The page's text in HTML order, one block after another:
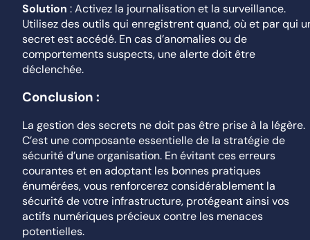
Solution : Activez la journalisation et la surveillance.
Utilisez des outils qui enregistrent quand, où et par qui
secret est accédé. En cas d’anomalies ou de
comportements suspects, une alerte doit être
déclenchée.
Conclusion :
La gestion des secrets ne doit pas être prise à la légère.
C’est une composante essentielle de la stratégie de
sécurité d’une organisation. En évitant ces erreurs
courantes et en adoptant les bonnes pratiques
énumérées, vous renforcerez considérablement la
sécurité de votre infrastructure, protégeant ainsi vos
actifs numériques précieux contre les menaces
potentielles.